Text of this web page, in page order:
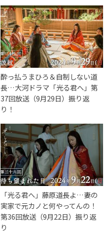
酔っ払うまひろ＆自制しない道
長…大河ドラマ「光る君へ」第
37回放送（9月29日）振り返
り！
「光る君へ」藤原道長よ…妻の
実家で元カノと何やってんの！
第36回放送（9月22日）振り返
り